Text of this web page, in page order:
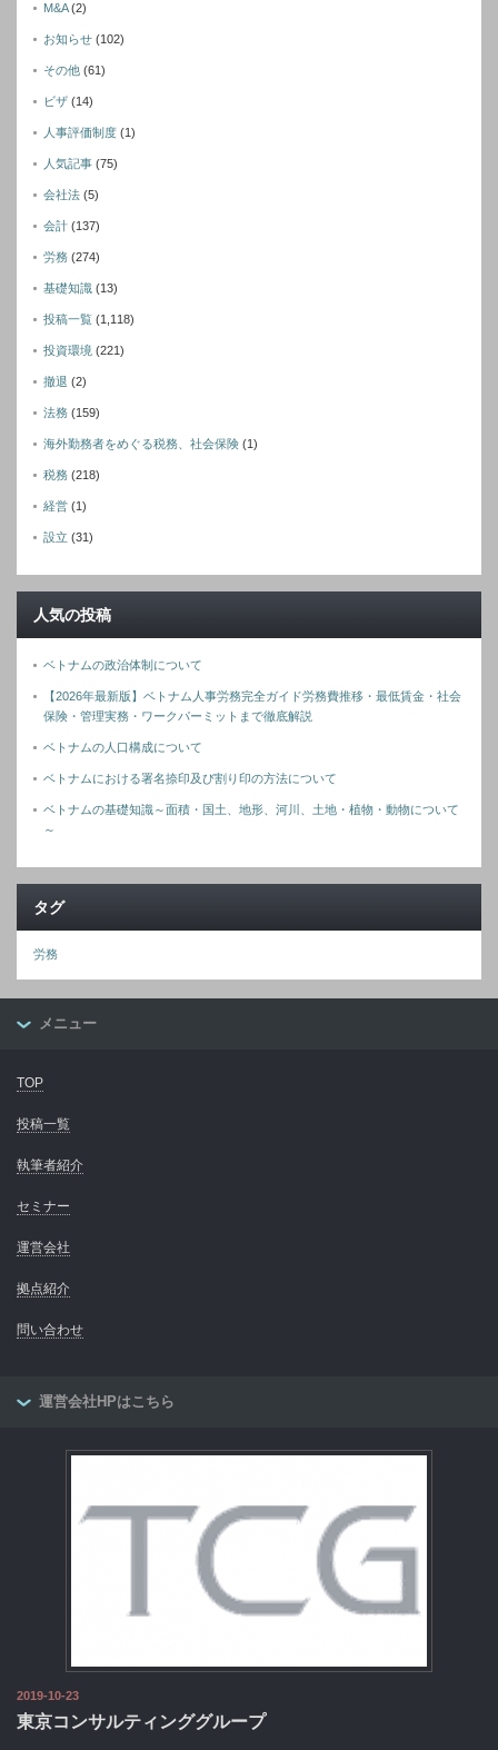
M&A(2)
お知らせ (102)
その他 (61)
ビザ (14)
人事評価制度 (1)
人気記事 (75)
会社法 (5)
会計 (137)
労務 (274)
基礎知識 (13)
投稿一覧 (1,118)
投資環境 (221)
撤退 (2)
法務 (159)
海外勤務者をめぐる税務、社会保険 (1)
税務 (218)
経営 (1)
設立 (31)
人気の投稿
ベトナムの政治体制について
【2026年最新版】ベトナム人事労務完全ガイド労務費推移・最低賃金・社会
保険・管理実務・ワークパーミットまで徹底解説
ベトナムの人口構成について
ベトナムにおける署名捺印及び割り印の方法について
ベトナムの基礎知識～面積・国土、地形、河川、土地・植物・動物について
～
タグ
労務
メニュー
TOP
投稿一覧
執筆者紹介
セミナー
運営会社
拠点紹介
問い合わせ
運営会社HPはこちら
2019-10-23
東京コンサルティンググループ